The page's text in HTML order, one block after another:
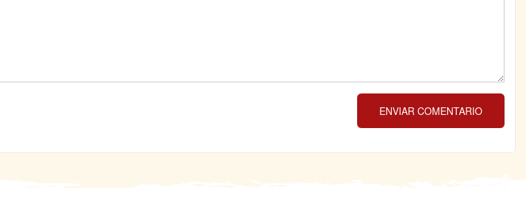
ENVIAR COMENTARIO